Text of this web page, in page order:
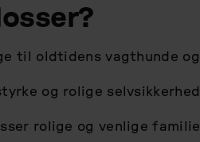
til oldtidens vagthunde
og rolige
rolige og venlige